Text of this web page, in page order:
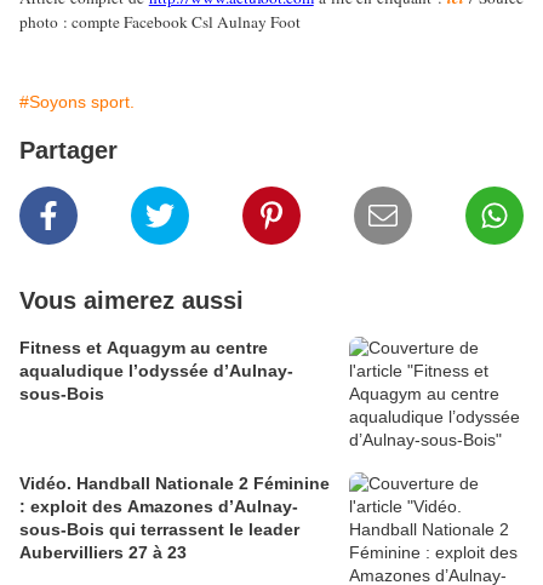
photo : compte Facebook Csl Aulnay Foot
#Soyons sport.
Partager
Vous aimerez aussi
Fitness et Aquagym au centre
aqualudique l’odyssée d’Aulnay-
sous-Bois
Vidéo. Handball Nationale 2 Féminine
: exploit des Amazones d’Aulnay-
sous-Bois qui terrassent le leader
Aubervilliers 27 à 23